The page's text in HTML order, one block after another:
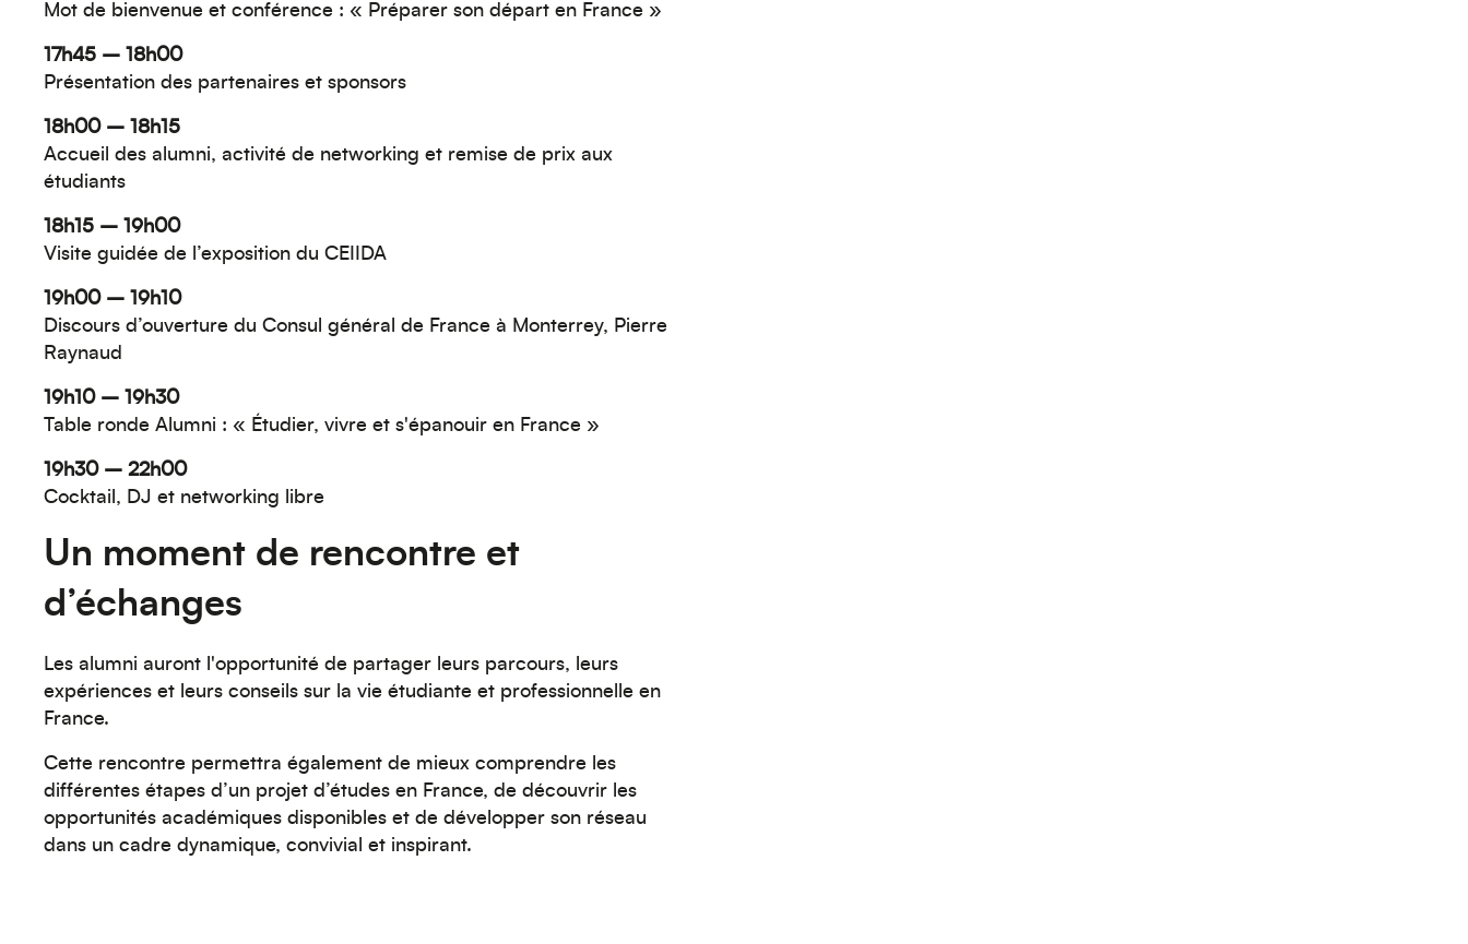
Mot de bienvenue et conférence : « Préparer son départ en France »
17h45 – 18h00
Présentation des partenaires et sponsors
18h00 – 18h15
Accueil des alumni, activité de networking et remise de prix aux
étudiants
18h15 – 19h00
Visite guidée de l’exposition du CEIIDA
19h00 – 19h10
Discours d’ouverture du Consul général de France à Monterrey, Pierre
Raynaud
19h10 – 19h30
Table ronde Alumni : « Étudier, vivre et s'épanouir en France »
19h30 – 22h00
Cocktail, DJ et networking libre
Un moment de rencontre et
d’échanges
Les alumni auront l'opportunité de partager leurs parcours, leurs
expériences et leurs conseils sur la vie étudiante et professionnelle en
France.
Cette rencontre permettra également de mieux comprendre les
différentes étapes d’un projet d’études en France, de découvrir les
opportunités académiques disponibles et de développer son réseau
dans un cadre dynamique, convivial et inspirant.